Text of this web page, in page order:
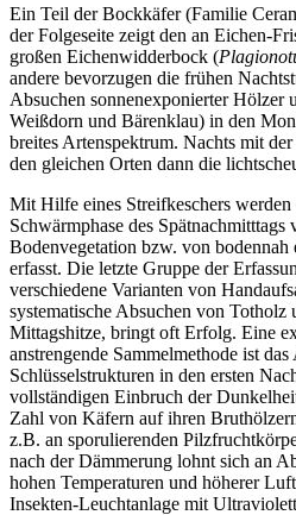
Ein Teil der Bockkäfer (Familie
der Folgeseite zeigt den an Eichen-
großen Eichenwidderbock (
andere bevorzugen die frühen
Absuchen sonnenexponierter Hölzer
Weißdorn und Bärenklau) in den
breites Artenspektrum. Nachts mit
den gleichen Orten dann die
Mit Hilfe eines Streifkeschers werden
Schwärmphase des
Bodenvegetation bzw. von
erfasst. Die letzte Gruppe der
verschiedene Varianten von
systematische Absuchen von
Mittagshitze, bringt oft Erfolg. Eine
anstrengende Sammelmethode ist
Schlüsselstrukturen in den ersten
vollständigen Einbruch der
Zahl von Käfern auf ihren
z.B. an sporulierenden
nach der Dämmerung lohnt sich an
hohen Temperaturen und höherer
Insekten-Leuchtanlage mit